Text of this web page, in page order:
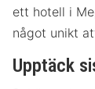
ett hotell i
något unikt
Upptäck